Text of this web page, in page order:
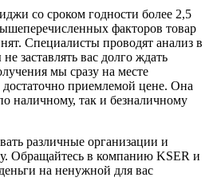
со сроком годности более 2,5
факторов товар
Специалисты проводят анализ в
заставлять вас долго ждать
мы сразу на месте
приемлемой цене. Она
наличному, так и безналичному
различные организации и
Обращайтесь в компанию KSER и
на ненужной для вас